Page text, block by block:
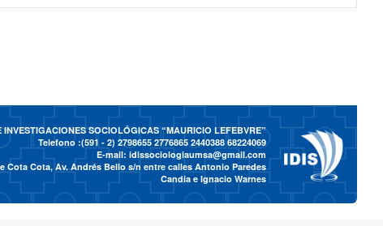
INVESTIGACIONES SOCIOLÓGICAS “MAURICIO LEFEBVRE”
Telefono :(591 - 2) 2798655 2776865 2440388 68224069
E-mail: idissociologiaumsa@gmail.com
Cota Cota, Av. Andrés Bello s/n entre calles Antonio Paredes
Candía e Ignacio Warnes